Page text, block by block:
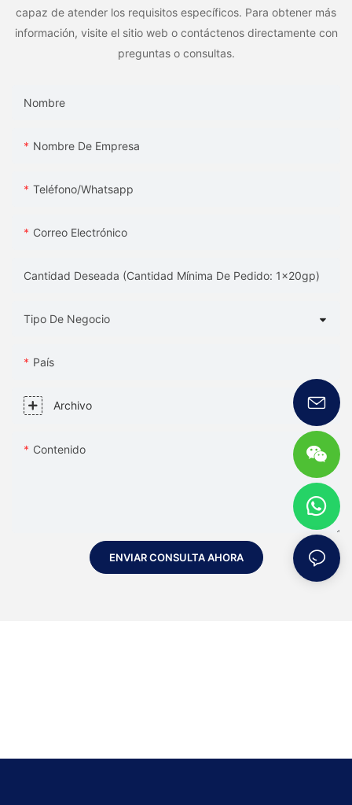
capaz de atender los requisitos específicos. Para obtener más
información, visite el sitio web o contáctenos directamente con
preguntas o consultas.
Nombre
Nombre De Empresa
Teléfono/whatsapp
Correo Electrónico
Cantidad Deseada (Cantidad Mínima De Pedido: 1x20gp)
Tipo De Negocio
País
Archivo
Contenido
ENVIAR CONSULTA AHORA